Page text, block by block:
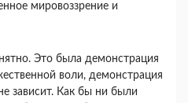
мировоззрение и
Это была демонст­рация
воли, демонстрация
зависит. Как бы ни были